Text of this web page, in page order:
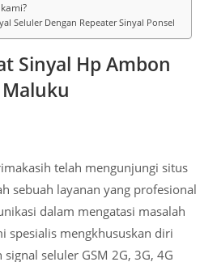
Seluler Dengan Repeater Sinyal Ponsel
Sinyal Hp Ambon
Maluku
telah mengunjungi situs
sebuah layanan yang profesional
dalam mengatasi masalah
spesialis mengkhususkan diri
seluler GSM 2G, 3G, 4G